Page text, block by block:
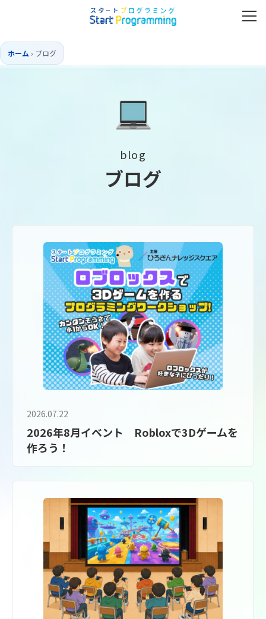
ホーム › ブログ
blog
ブログ
2026.07.22
2026年8月イベント Robloxで3Dゲームを
作ろう！